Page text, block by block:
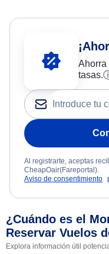
Ahorra
tasas.
Al registrarte, aceptas
CheapOair(Fareportal).
Aviso de consentimiento
¿Cuándo es el
Reservar Vuelos
Explora información útil